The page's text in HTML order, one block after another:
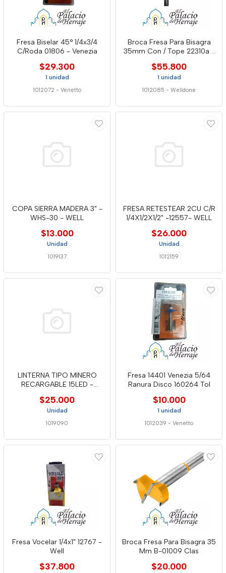
Fresa Biselar 45° 1/4x3/4
C/Roda 01806 - Venezia
$29.300
1 unidad
1012072 - Venetto
Broca Fresa Para Bisagra
35mm Con / Tope 22310a -
$55.800
1 unidad
1012085 - Welldone
COPA SIERRA MADERA 3" -
WHS-30 - WELL
$13.000
Unidad
1019137
FRESA RETESTEAR 2CU C/R
1/4X1/2X1/2" -12557- WELL
$26.000
Unidad
1012159
LINTERNA TIPO MINERO
RECARGABLE 15LED -
$25.000
Unidad
1019090
Fresa 14401 Venezia 5/64
Ranura Disco 160264 Tol
$10.000
1 unidad
1012039 - Venetto
Fresa Vocelar 1/4x1" 12767 -
Well
$37.800
Broca Fresa Para Bisagra 35
Mm B-01009 Clas
$20.000